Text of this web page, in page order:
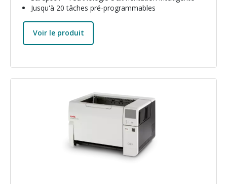
Jusqu'à 20 tâches pré-programmables
Voir le produit
Image